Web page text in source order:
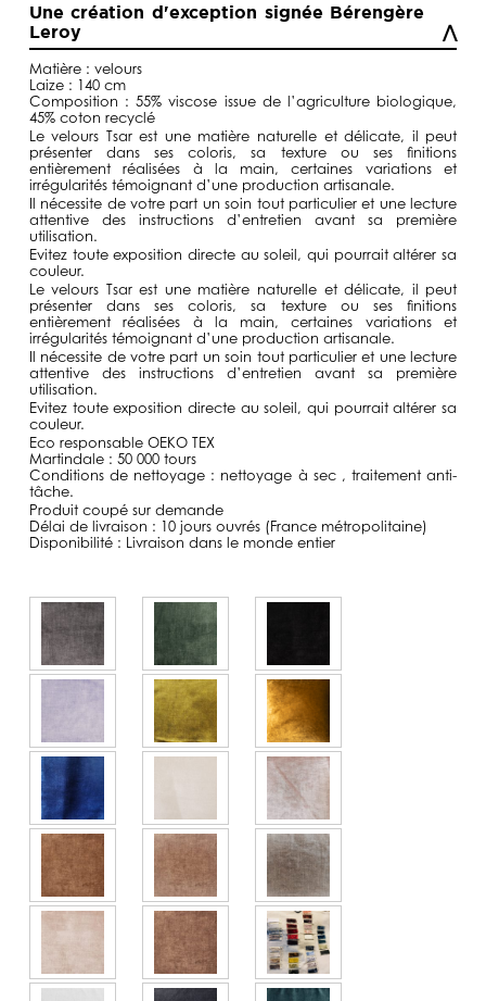
5,00€
Une création d'exception signée Bérengère
Leroy
Matière : velours
Laize : 140 cm
Composition : 55% viscose issue de l’agriculture biologique,
45% coton recyclé
Le velours Tsar est une matière naturelle et délicate, il peut
présenter dans ses coloris, sa texture ou ses finitions
entièrement réalisées à la main, certaines variations et
irrégularités témoignant d’une production artisanale.
Il nécessite de votre part un soin tout particulier et une lecture
attentive des instructions d’entretien avant sa première
utilisation.
Evitez toute exposition directe au soleil, qui pourrait altérer sa
couleur.
Le velours Tsar est une matière naturelle et délicate, il peut
présenter dans ses coloris, sa texture ou ses finitions
entièrement réalisées à la main, certaines variations et
irrégularités témoignant d’une production artisanale.
Il nécessite de votre part un soin tout particulier et une lecture
attentive des instructions d’entretien avant sa première
utilisation.
Evitez toute exposition directe au soleil, qui pourrait altérer sa
couleur.
Eco responsable OEKO TEX
Martindale : 50 000 tours
Conditions de nettoyage : nettoyage à sec , traitement anti-
tâche.
Produit coupé sur demande
Délai de livraison : 10 jours ouvrés (France métropolitaine)
Disponibilité : Livraison dans le monde entier